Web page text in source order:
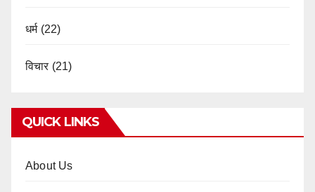
धर्म(22)
विचार (21)
QUICK LINKS
About Us